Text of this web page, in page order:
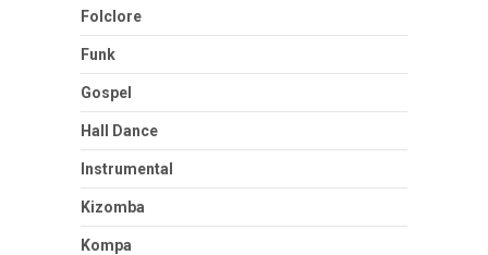
Folclore
Funk
Gospel
Hall Dance
Instrumental
Kizomba
Kompa